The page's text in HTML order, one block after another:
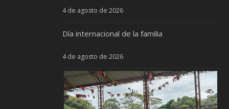
4 de agosto de 2026
Día internacional de la familia
4 de agosto de 2026